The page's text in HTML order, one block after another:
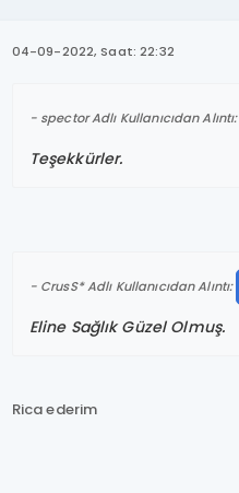
04-09-2022, Saat: 22:32
spector Adlı Kullanıcıdan Alıntı:
Teşekkürler.
CrusS* Adlı Kullanıcıdan Alıntı:
Eline Sağlık Güzel Olmuş.
Rica ederim